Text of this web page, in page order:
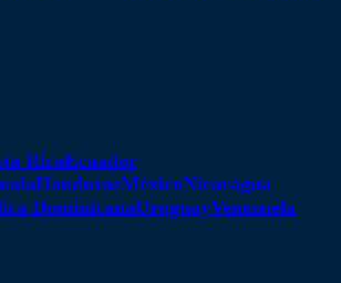
RicaEcuador
HondurasMéxicoNicaragua
DominicanaUruguayVenezuela